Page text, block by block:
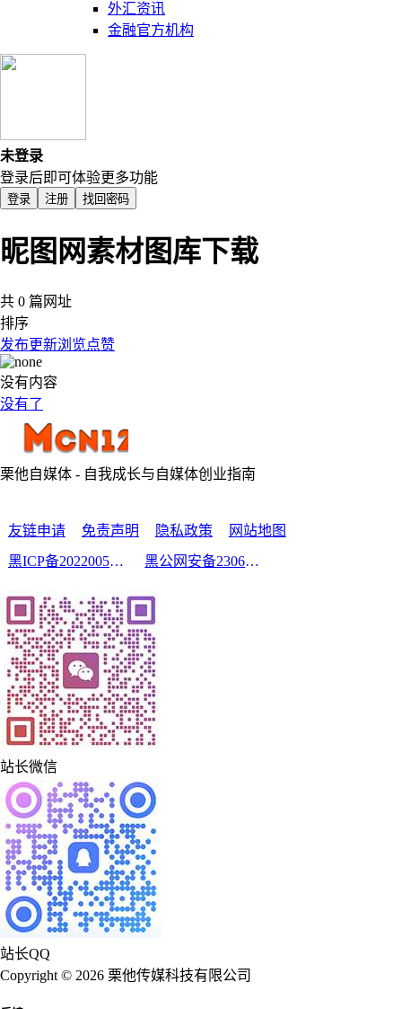
外汇资讯
金融官方机构
未登录
登录后即可体验更多功能
登录 注册 找回密码
昵图网素材图库下载
共 0 篇网址
排序
发布更新浏览点赞
没有内容
没有了
栗他自媒体 - 自我成长与自媒体创业指南
友链申请 免责声明 隐私政策
网站地图
黑ICP备2022005210号-2
黑公网安备23060302000213号
站长微信
站长QQ
Copyright © 2026 栗他传媒科技有限公司